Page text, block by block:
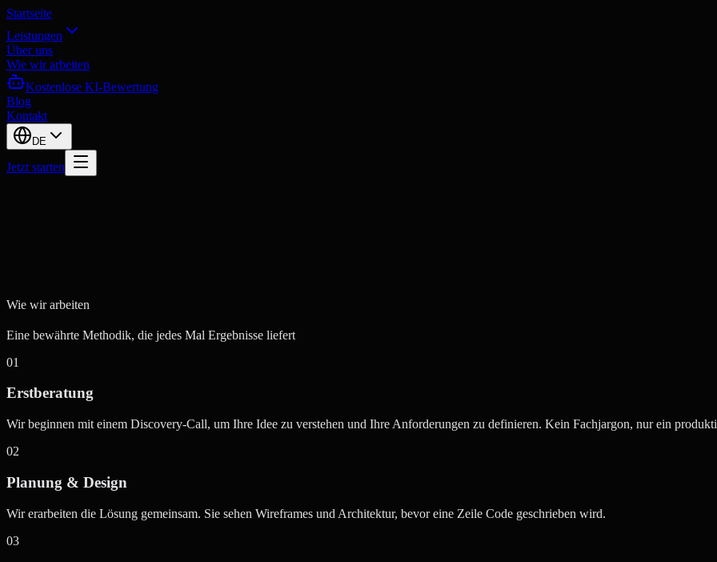
Startseite
Leistungen
Über uns
Wie wir arbeiten
Kostenlose KI-Bewertung
Blog
Kontakt
DE
Jetzt starten
Wie wir arbeiten
Eine bewährte Methodik, die jedes Mal Ergebnisse liefert
01
Erstberatung
Wir beginnen mit einem Discovery-Call, um Ihre Idee zu verstehen und Ihre Anforderungen zu definieren. Kein Fachjargon, nur ein
02
Planung & Design
Wir erarbeiten die Lösung gemeinsam. Sie sehen Wireframes und Architektur, bevor eine Zeile Code geschrieben wird.
03